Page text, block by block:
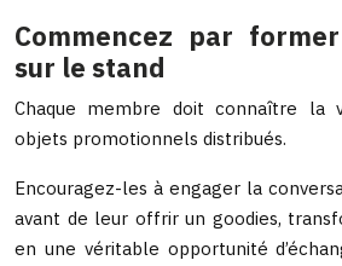
Commencez par
sur le stand
Chaque membre doit connaître la
objets promotionnels distribués.
Encouragez-les à engager la
avant de leur offrir un goodies,
en une véritable opportunité